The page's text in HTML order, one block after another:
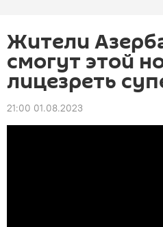
Жители
смогут этой
лицезреть
21:00 01.08.2023